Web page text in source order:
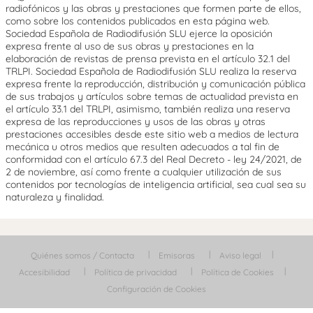
radiofónicos y las obras y prestaciones que formen parte de ellos,
como sobre los contenidos publicados en esta página web.
Sociedad Española de Radiodifusión SLU ejerce la oposición
expresa frente al uso de sus obras y prestaciones en la
elaboración de revistas de prensa prevista en el artículo 32.1 del
TRLPI. Sociedad Española de Radiodifusión SLU realiza la reserva
expresa frente la reproducción, distribución y comunicación pública
de sus trabajos y artículos sobre temas de actualidad prevista en
el artículo 33.1 del TRLPI, asimismo, también realiza una reserva
expresa de las reproducciones y usos de las obras y otras
prestaciones accesibles desde este sitio web a medios de lectura
mecánica u otros medios que resulten adecuados a tal fin de
conformidad con el artículo 67.3 del Real Decreto - ley 24/2021, de
2 de noviembre, así como frente a cualquier utilización de sus
contenidos por tecnologías de inteligencia artificial, sea cual sea su
naturaleza y finalidad.
Quiénes somos / Contacta Emisoras
Aviso legal
Accesibilidad
Política de privacidad
Política de Cookies
Configuración de Cookies